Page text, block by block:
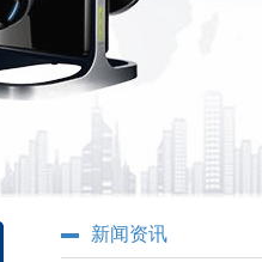
新闻资讯